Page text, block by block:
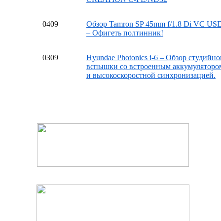
0409
Обзор Tamron SP 45mm f/1.8 Di VC
– Офигеть полтинник!
0309
Hyundae Photonics i-6 – Обзор
вспышки со встроенным
и высокоскоростной синхронизацией.